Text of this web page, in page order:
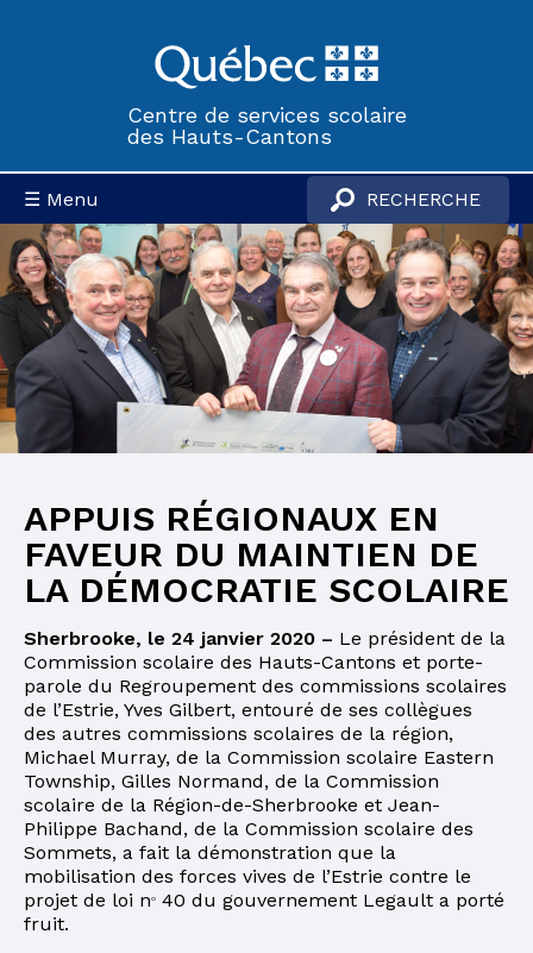
Centre de services scolaire
des Hauts-Cantons
☰ Menu
APPUIS RÉGIONAUX EN
FAVEUR DU MAINTIEN DE
LA DÉMOCRATIE SCOLAIRE
Sherbrooke, le 24 janvier 2020 – Le président de la
Commission scolaire des Hauts-Cantons et porte-
parole du Regroupement des commissions scolaires
de l’Estrie, Yves Gilbert, entouré de ses collègues
des autres commissions scolaires de la région,
Michael Murray, de la Commission scolaire Eastern
Township, Gilles Normand, de la Commission
scolaire de la Région-de-Sherbrooke et Jean-
Philippe Bachand, de la Commission scolaire des
Sommets, a fait la démonstration que la
mobilisation des forces vives de l’Estrie contre le
projet de loi no
40 du gouvernement Legault a porté
fruit.